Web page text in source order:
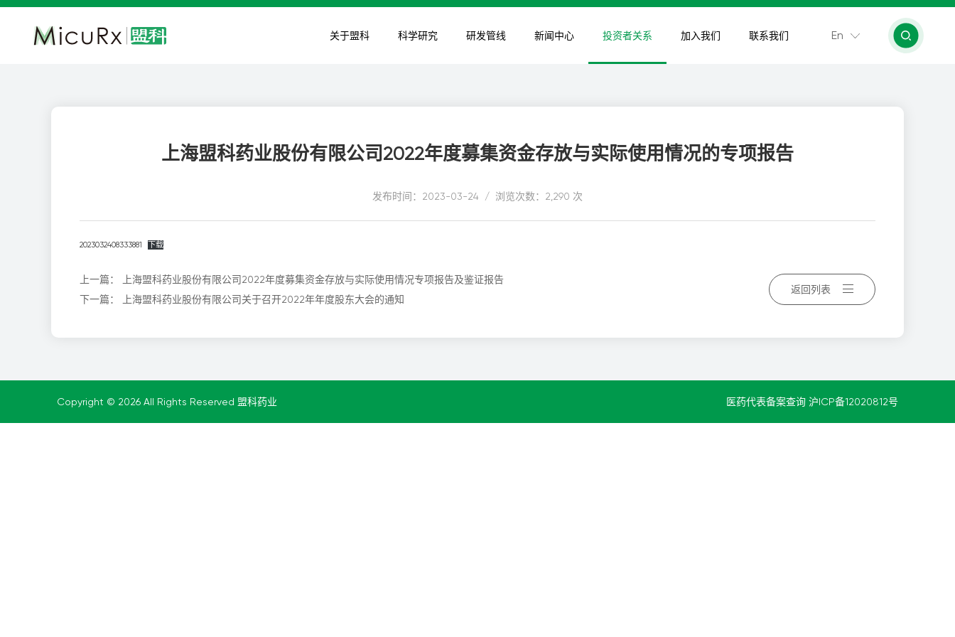
关于盟科 科学研究 研发管线 新闻中心 投资者关系 加入我们 联系我们 En
上海盟科药业股份有限公司2022年度募集资金存放与实际使用情况的专项报告
发布时间：2023-03-24 / 浏览次数：2,290 次
2023032408333881 下载
上一篇：
上海盟科药业股份有限公司2022年度募集资金存放与实际使用情况专项报告及鉴证报告
下一篇：
上海盟科药业股份有限公司关于召开2022年年度股东大会的通知
返回列表
Copyright © 2026 All Rights Reserved 盟科药业 医药代表备案查询 沪ICP备12020812号